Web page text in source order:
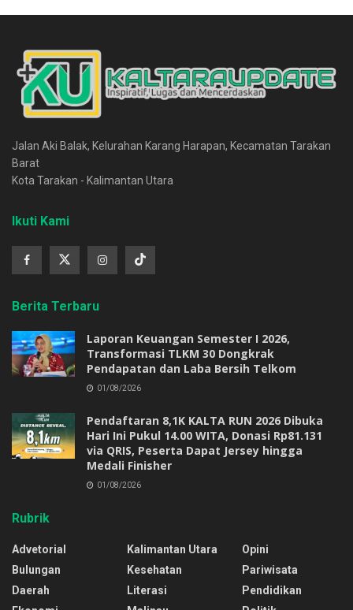
Jalan Aki Balak, Kelurahan Karang Harapan, Kecamatan Tarakan
Barat
Kota Tarakan - Kalimantan Utara
Ikuti Kami
Berita Terbaru
Laporan Keuangan Semester I 2026,
Transformasi TLKM 30 Dongkrak
Pendapatan dan Laba Bersih Telkom
01/08/2026
Pendaftaran 8,1K KALTA RUN 2026 Dibuka
Hari Ini Pukul 14.00 WITA, Donasi Rp81.131
via QRIS, Peserta Dapat Jersey hingga
Medali Finisher
01/08/2026
Rubrik
Advetorial
Bulungan
Daerah
Kalimantan Utara
Kesehatan
Literasi
Opini
Pariwisata
Pendidikan